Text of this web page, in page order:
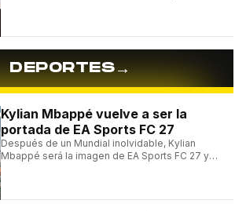
DEPORTES→
Kylian Mbappé vuelve a ser la
portada de EA Sports FC 27
Después de un Mundial inolvidable, Kylian
Mbappé será la imagen de EA Sports FC 27 y